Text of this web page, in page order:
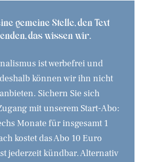
gemeine Stelle, den Text
das wissen wir.
ist werbefrei und
können wir ihn nicht
Sichern Sie sich
mit unserem Start-Abo:
Monate für insgesamt 1
kostet das Abo 10 Euro
jederzeit kündbar. Alternativ